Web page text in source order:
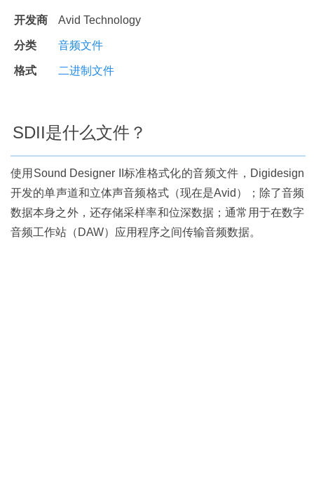
开发商 Avid Technology
分类 音频文件
格式 二进制文件
SDII是什么文件？
使用Sound Designer II标准格式化的音频文件，Digidesign
开发的单声道和立体声音频格式（现在是Avid）；除了音频
数据本身之外，还存储采样率和位深数据；通常用于在数字
音频工作站（DAW）应用程序之间传输音频数据。